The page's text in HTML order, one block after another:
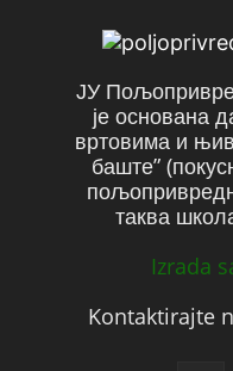
ЈУ
је основана
вртовима и
баште”
таква
Izrada
Kontaktirajte